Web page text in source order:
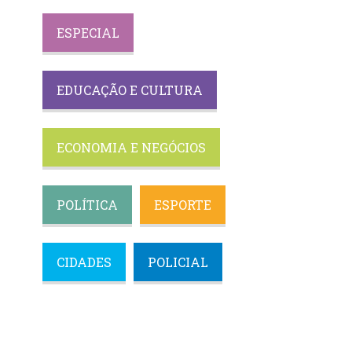
CIDADES POLICIAL
POLÍTICA ESPORTE
ECONOMIA E NEGÓCIOS
EDUCAÇÃO E CULTURA
ESPECIAL